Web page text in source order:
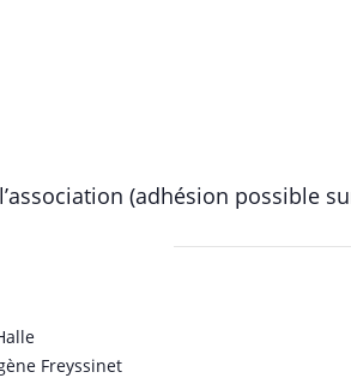
(adhésion possible
Freyssinet